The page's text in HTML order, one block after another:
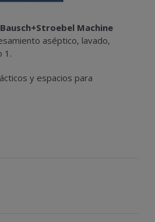
Bausch+Stroebel Machine
aséptico, lavado,
1.
y espacios para